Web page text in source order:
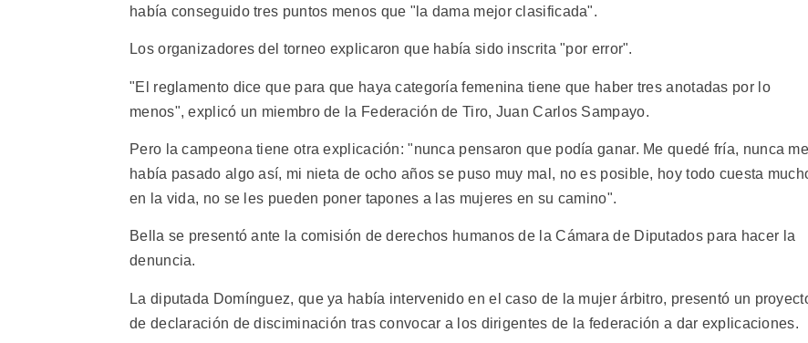
había conseguido tres puntos menos que "la dama mejor clasificada".
Los organizadores del torneo explicaron que había sido inscrita "por error".
"El reglamento dice que para que haya categoría femenina tiene que haber tres anotadas por lo
menos", explicó un miembro de la Federación de Tiro, Juan Carlos Sampayo.
Pero la campeona tiene otra explicación: "nunca pensaron que podía ganar. Me quedé fría, nunca me
había pasado algo así, mi nieta de ocho años se puso muy mal, no es posible, hoy todo cuesta
en la vida, no se les pueden poner tapones a las mujeres en su camino".
Bella se presentó ante la comisión de derechos humanos de la Cámara de Diputados para hacer la
denuncia.
La diputada Domínguez, que ya había intervenido en el caso de la mujer árbitro, presentó un
de declaración de disciminación tras convocar a los dirigentes de la federación a dar explicaciones.